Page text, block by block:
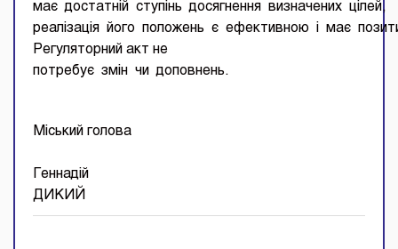
має достатній ступінь досягнення визначених цілей,
реалізація його положень є ефективною і має
Регуляторний акт не
потребує змін чи доповнень.
Міський голова
Геннадій